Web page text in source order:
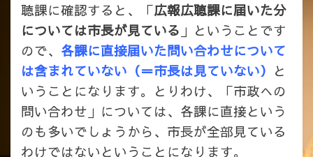
聴課に確認すると、「広報広聴課に届いた分
については市長が見ている 」ということです
ので、 各課に直接届いた問い合わせについて
は含まれていない（＝市長は見ていない） と
いうことになります。とりわけ、「市政への
問い合わせ」については、各課に直接という
のも多いでしょうから、市長が全部見ている
わけではないということになります。